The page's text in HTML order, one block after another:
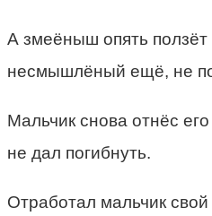
А змеёныш опять
несмышлёный ещё, не
Мальчик снова отнёс
не дал погибнуть.
Отработал мальчик